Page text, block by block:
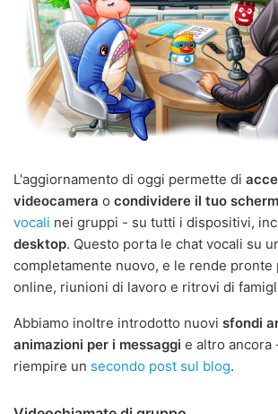
L'aggiornamento di oggi permette di
videocamera o condividere il tuo
vocali nei gruppi - su tutti i dispositivi,
desktop. Questo porta le chat vocali su
completamente nuovo, e le rende pronte
online, riunioni di lavoro e ritrovi di
Abbiamo inoltre introdotto nuovi sfondi
animazioni per i messaggi e altro ancora
riempire un secondo post sul blog.